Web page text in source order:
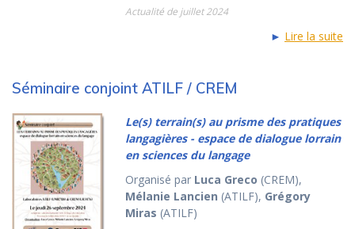
Actualité de juillet 2024
► Lire la suite
Séminaire conjoint ATILF / CREM
Le(s) terrain(s) au prisme des pratiques
langagières - espace de dialogue lorrain
en sciences du langage
Organisé par Luca Greco (CREM),
Mélanie Lancien (ATILF), Grégory
Miras (ATILF)